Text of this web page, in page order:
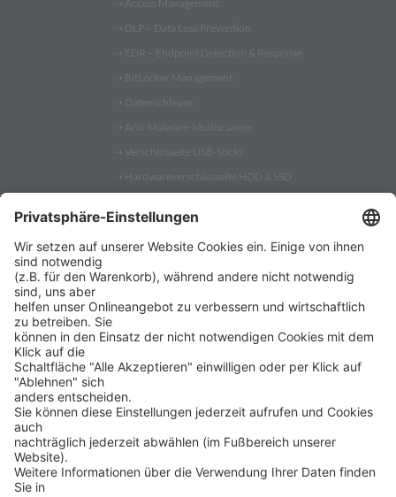
➝ Access Management
➝ DLP – Data Loss Prevention
➝ EDR – Endpoint Detection & Response
➝ BitLocker Management
➝ Datenschleuse
➝ Anti-Malware-Multiscanner
➝ Verschlüsselte USB-Sticks
➝ Hardwareverschlüsselte HDD & SSD
Shop ➝Security Token
➝YubiKey
➝Gatekeeper
➝ YubiKey 5
➝YubiKey Bio
➝ SafeToGo USB 3.1 Stick
➝Verschlüsselte USB-Sticks
➝Verschlüsselte Festplatten
➝Remote IT-Service Software
➝Security Software Lösungen